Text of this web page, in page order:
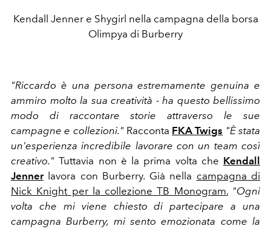
Kendall Jenner e Shygirl nella campagna della borsa
Olimpya di Burberry
"Riccardo è una persona estremamente genuina e
ammiro molto la sua creatività - ha questo bellissimo
modo di raccontare storie attraverso le sue
campagne e collezioni." Racconta FKA Twigs "È stata
un'esperienza incredibile lavorare con un team così
creativo."Tuttavia non è la prima volta che Kendall
Jennerlavora con Burberry. Già nella campagna di
Nick Knight per la collezione TB Monogram. "Ogni
volta che mi viene chiesto di partecipare a una
campagna Burberry, mi sento emozionata come la